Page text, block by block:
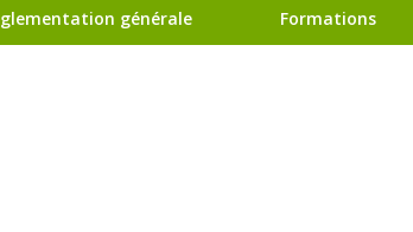
générale Formations